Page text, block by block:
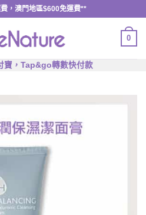
，澳門地區$600免運費**
0
寶，Tap&go轉數快付款